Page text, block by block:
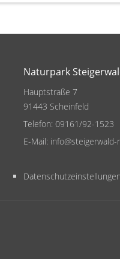
Naturpark
Hauptstraße 7
91443 Scheinfeld
Telefon: 09161/92-1523
E-Mail: